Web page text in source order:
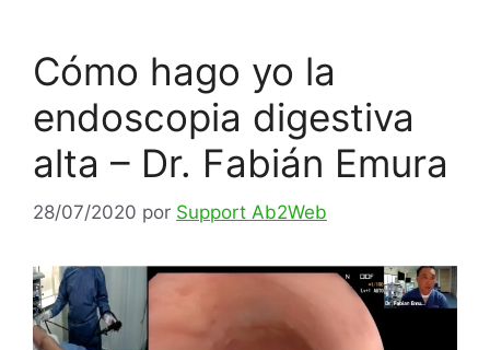
Cómo hago yo la
endoscopia digestiva
alta – Dr. Fabián Emura
28/07/2020 por Support Ab2Web